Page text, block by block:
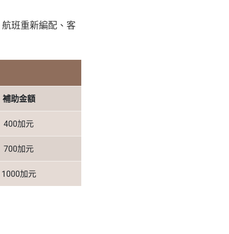
班重新編配、客
補助金額
400加元
700加元
1000加元